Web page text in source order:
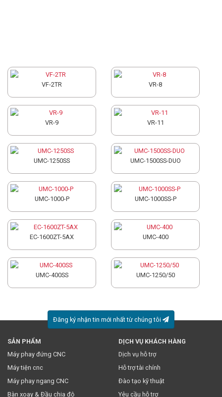
VF-2TR VR-8
VR-9 VR-11
UMC-1250SS UMC-1500SS-DUO
UMC-1000-P UMC-1000SS-P
EC-1600ZT-5AX UMC-400
UMC-400SS UMC-1250/50
Đăng ký nhận tin mới nhất từ chúng tôi
* Việc này đồng nghĩa với việc bạn chấp nhậnchính sách
của chúng tôi.
SẢN PHẨM
Máy phay đứng CNC
Máy tiện cnc
Máy phay ngang CNC
Bàn xoay & Đầu chia độ
DỊCH VỤ KHÁCH HÀNG
Dịch vụ hỗ trợ
Hỗ trợ tài chính
Đào tạo kỹ thuật
Yêu cầu hỗ trợ